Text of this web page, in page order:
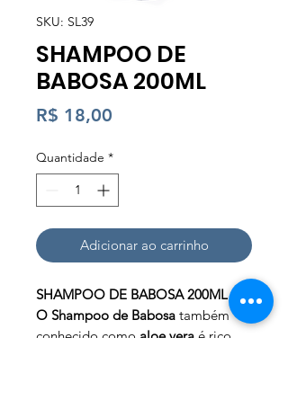
SKU: SL39
SHAMPOO DE
BABOSA 200ML
R$ 18,00
Quantidade *
Adicionar ao carrinho
SHAMPOO DE BABOSA 200ML
O Shampoo de Babosa também
conhecido como aloe vera é rico